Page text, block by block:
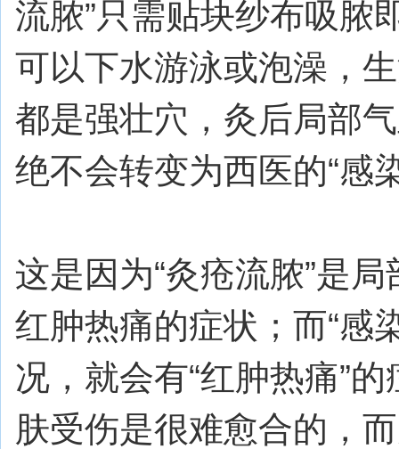
流脓”只需贴块纱布吸脓
可以下水游泳或泡澡，
都是强壮穴，灸后局部
绝不会转变为西医的“感
这是因为“灸疮流脓”是
红肿热痛的症状；而“感
况，就会有“红肿热痛”
肤受伤是很难愈合的，